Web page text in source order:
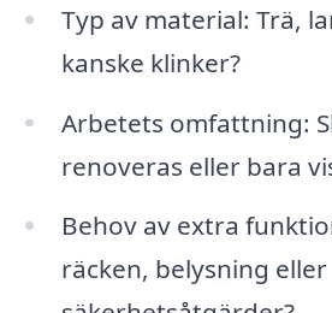
Typ av material: Trä,
kanske klinker?
Arbetets omfattning:
renoveras eller bara
Behov av extra
räcken, belysning eller